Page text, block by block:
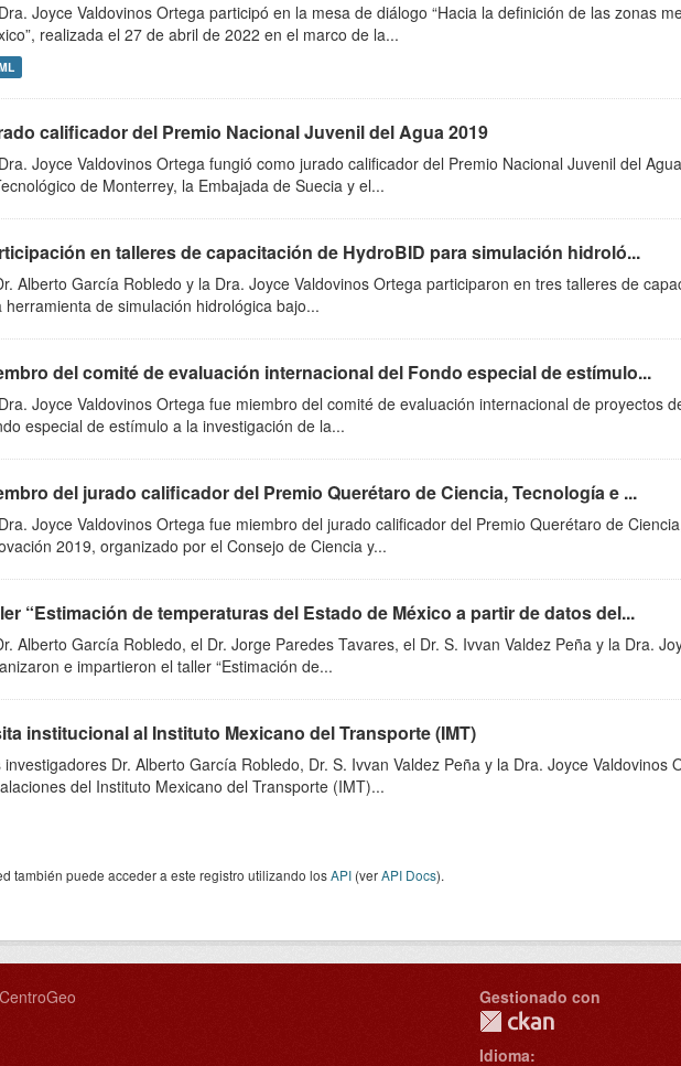
Joyce Valdovinos Ortega participó en la mesa de diálogo “Hacia la definición de las zonas
realizada el 27 de abril de 2022 en el marco de la...
calificador del Premio Nacional Juvenil del Agua 2019
Joyce Valdovinos Ortega fungió como jurado calificador del Premio Nacional Juvenil del
de Monterrey, la Embajada de Suecia y el...
en talleres de capacitación de HydroBID para simulación hidroló...
Alberto García Robledo y la Dra. Joyce Valdovinos Ortega participaron en tres talleres de
herramienta de simulación hidrológica bajo...
del comité de evaluación internacional del Fondo especial de estímulo...
Joyce Valdovinos Ortega fue miembro del comité de evaluación internacional de proyectos
especial de estímulo a la investigación de la...
del jurado calificador del Premio Querétaro de Ciencia, Tecnología e ...
Joyce Valdovinos Ortega fue miembro del jurado calificador del Premio Querétaro de
2019, organizado por el Consejo de Ciencia y...
“Estimación de temperaturas del Estado de México a partir de datos del...
Alberto García Robledo, el Dr. Jorge Paredes Tavares, el Dr. S. Ivvan Valdez Peña y la Dra.
e impartieron el taller “Estimación de...
institucional al Instituto Mexicano del Transporte (IMT)
investigadores Dr. Alberto García Robledo, Dr. S. Ivvan Valdez Peña y la Dra. Joyce Valdovinos
del Instituto Mexicano del Transporte (IMT)...
también puede acceder a este registro utilizando losAPI (verAPI Docs).
Gestionado con
Idioma